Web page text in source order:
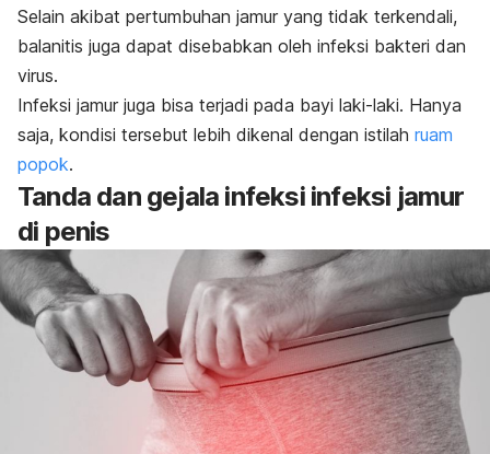
Selain akibat pertumbuhan jamur yang tidak terkendali,
balanitis juga dapat disebabkan oleh infeksi bakteri dan
virus.
Infeksi jamur juga bisa terjadi pada bayi laki-laki. Hanya
saja, kondisi tersebut lebih dikenal dengan istilah ruam
popok.
Tanda dan gejala infeksi infeksi jamur
di penis